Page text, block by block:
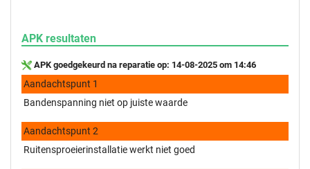
APK resultaten
APK goedgekeurd na reparatie op: 14-08-2025 om 14:46
Aandachtspunt 1
Bandenspanning niet op juiste waarde
Aandachtspunt 2
Ruitensproeierinstallatie werkt niet goed